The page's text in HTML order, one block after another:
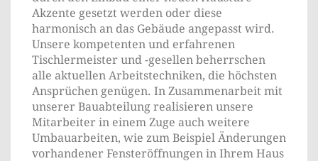
Akzente gesetzt werden oder diese
harmonisch an das Gebäude angepasst wird.
Unsere kompetenten und erfahrenen
Tischlermeister und -gesellen beherrschen
alle aktuellen Arbeitstechniken, die höchsten
Ansprüchen genügen. In Zusammenarbeit mit
unserer Bauabteilung realisieren unsere
Mitarbeiter in einem Zuge auch weitere
Umbauarbeiten, wie zum Beispiel Änderungen
vorhandener Fensteröffnungen in Ihrem Haus